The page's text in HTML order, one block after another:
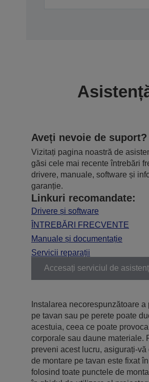
Aveți nevoie de suport?
Vizitați pagina noastră de
găsi cele mai recente întrebări
drivere, manuale, software și
garanție.
Linkuri recomandate:
Drivere și software
ÎNTREBĂRI FRECVENTE
Manuale și documentație
Servicii reparații
Accesați serviciul de
Instalarea necorespunzătoare a
pe tavan sau pe perete poate
acestuia, ceea ce poate
corporale sau daune materiale.
preveni acest lucru, asigurați-vă
de montare pe tavan este fixat
folosind toate punctele de